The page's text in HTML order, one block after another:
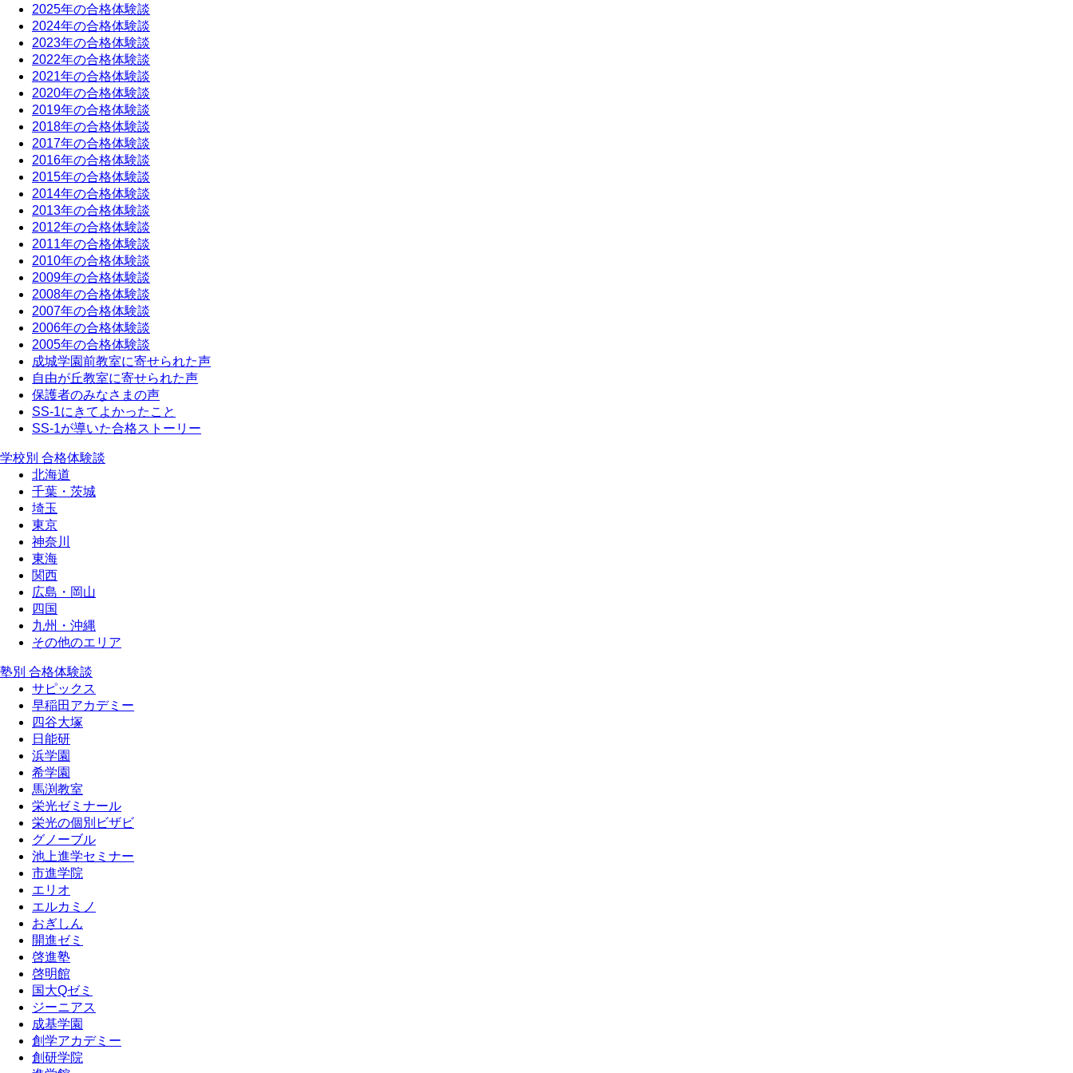
2025年の合格体験談
2024年の合格体験談
2023年の合格体験談
2022年の合格体験談
2021年の合格体験談
2020年の合格体験談
2019年の合格体験談
2018年の合格体験談
2017年の合格体験談
2016年の合格体験談
2015年の合格体験談
2014年の合格体験談
2013年の合格体験談
2012年の合格体験談
2011年の合格体験談
2010年の合格体験談
2009年の合格体験談
2008年の合格体験談
2007年の合格体験談
2006年の合格体験談
2005年の合格体験談
成城学園前教室に寄せられた声
自由が丘教室に寄せられた声
保護者のみなさまの声
SS-1にきてよかったこと
SS-1が導いた合格ストーリー
学校別 合格体験談
北海道
千葉・茨城
埼玉
東京
神奈川
東海
関西
広島・岡山
四国
九州・沖縄
その他のエリア
塾別 合格体験談
サピックス
早稲田アカデミー
四谷大塚
日能研
浜学園
希学園
馬渕教室
栄光ゼミナール
栄光の個別ビザビ
グノーブル
池上進学セミナー
市進学院
エリオ
エルカミノ
おぎしん
開進ゼミ
啓進塾
啓明館
国大Qゼミ
ジーニアス
成基学園
創学アカデミー
創研学院